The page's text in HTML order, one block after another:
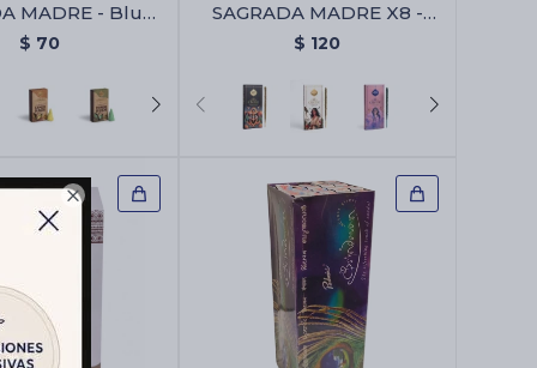

MADRE - Blue
Dream
$ 70
SAGRADA MADRE X8 -
Animales Sagrados
$ 120